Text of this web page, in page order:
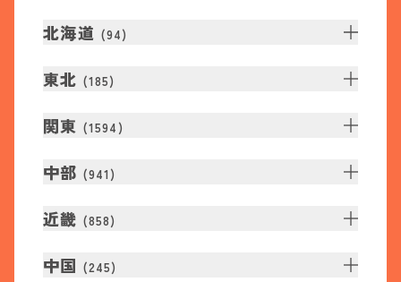
北海道 (94)
東北 (185)
関東 (1594 )
中部 (941 )
近畿 (858)
中国 (245)